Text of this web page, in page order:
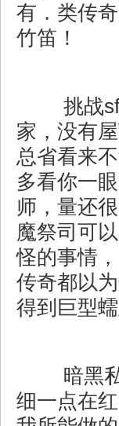
有．类传
竹笛！
挑战sf
家，没有
总省看来
多看你一
师，量还
魔祭司可
怪的事情
传奇都以
得到巨型
暗黑
细一点在